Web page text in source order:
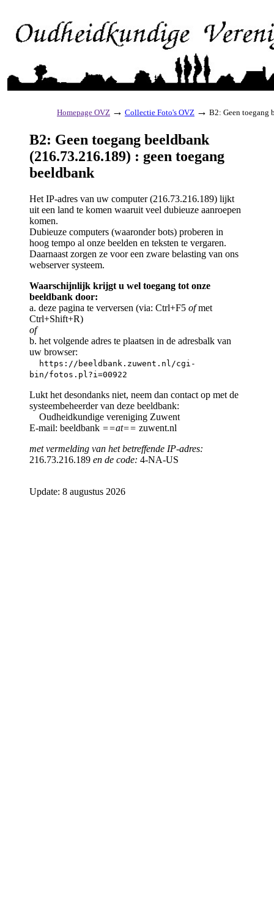
Homepage OVZ → Collectie Foto's OVZ → B2: Geen toegang
B2: Geen toegang beeldbank
(216.73.216.189) : geen toegang
beeldbank
Het IP-adres van uw computer (216.73.216.189) lijkt
uit een land te komen waaruit veel dubieuze aanroepen
komen.
Dubieuze computers (waaronder bots) proberen in
hoog tempo al onze beelden en teksten te vergaren.
Daarnaast zorgen ze voor een zware belasting van ons
webserver systeem.
Waarschijnlijk krijgt u wel toegang tot onze
beeldbank door:
a. deze pagina te verversen (via: Ctrl+F5 ofmet
Ctrl+Shift+R)
of
b. het volgende adres te plaatsen in de adresbalk van
uw browser:
https://beeldbank.zuwent.nl/cgi-
bin/fotos.pl?i=00922
Lukt het desondanks niet, neem dan contact op met de
systeembeheerder van deze beeldbank:
Oudheidkundige vereniging Zuwent
E-mail: beeldbank ==at== zuwent.nl
met vermelding van het betreffende IP-adres:
216.73.216.189 en de code: 4-NA-US
Update: 8 augustus 2026